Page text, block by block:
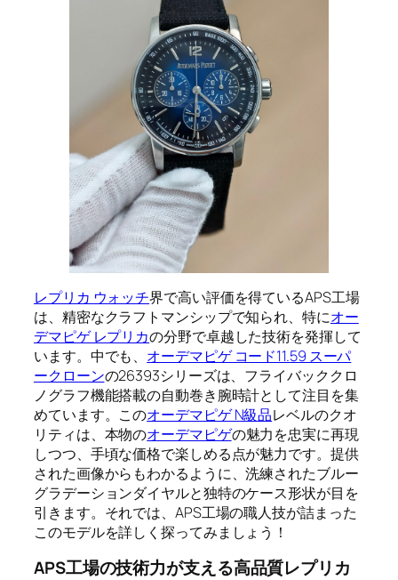
レプリカ ウォッチ界で高い評価を得ているAPS工場
は、精密なクラフトマンシップで知られ、特にオー
デマピゲ レプリカの分野で卓越した技術を発揮して
います。中でも、 オーデマピゲ コード11.59 スーパ
ークローンの26393シリーズは、フライバッククロ
ノグラフ機能搭載の自動巻き腕時計として注目を集
めています。このオーデマピゲ N級品レベルのクオ
リティは、本物のオーデマピゲの魅力を忠実に再現
しつつ、手頃な価格で楽しめる点が魅力です。提供
された画像からもわかるように、洗練されたブルー
グラデーションダイヤルと独特のケース形状が目を
引きます。それでは、APS工場の職人技が詰まった
このモデルを詳しく探ってみましょう！
APS工場の技術力が支える高品質レプリカ